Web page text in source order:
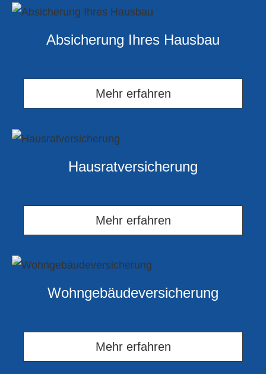
Absicherung Ihres Hausbau
Mehr erfahren
Haus­rat­ver­si­che­rung
Mehr erfahren
Wohngebäudeversicherung
Mehr erfahren